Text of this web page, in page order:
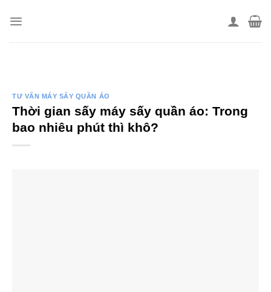
TƯ VẤN MÁY SẤY QUẦN ÁO
Thời gian sấy máy sấy quần áo: Trong
bao nhiêu phút thì khô?